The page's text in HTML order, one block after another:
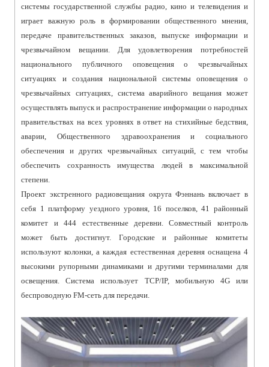
системы государственной службы радио, кино и телевидения и
играет важную роль в формировании общественного мнения,
передаче правительственных заказов, выпуске информации и
чрезвычайном вещании. Для удовлетворения потребностей
национального публичного оповещения о чрезвычайных
ситуациях и создания национальной системы оповещения о
чрезвычайных ситуациях, система аварийного вещания может
осуществлять выпуск и распространение информации о народных
правительствах на всех уровнях в ответ на стихийные бедствия,
аварии, Общественного здравоохранения и социального
обеспечения и других чрезвычайных ситуаций, с тем чтобы
обеспечить сохранность имущества людей в максимальной
степени.
Проект экстренного радиовещания округа Фэннань включает в
себя 1 платформу уездного уровня, 16 поселков, 41 районный
комитет и 444 естественные деревни. Совместный контроль
может быть достигнут. Городские и районные комитеты
используют колонки, а каждая естественная деревня оснащена 4
высокими рупорными динамиками и другими терминалами для
освещения. Система использует TCP/IP, мобильную 4G или
беспроводную FM-сеть для передачи.